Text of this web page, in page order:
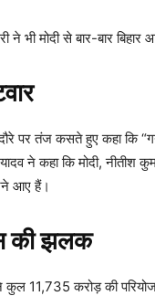
ने भी मोदी से बार-बार
पर तंज कसते हुए कहा कि
ने कहा कि मोदी, नीतीश
आए हैं।
की झलक
कुल 11,735 करोड़ की